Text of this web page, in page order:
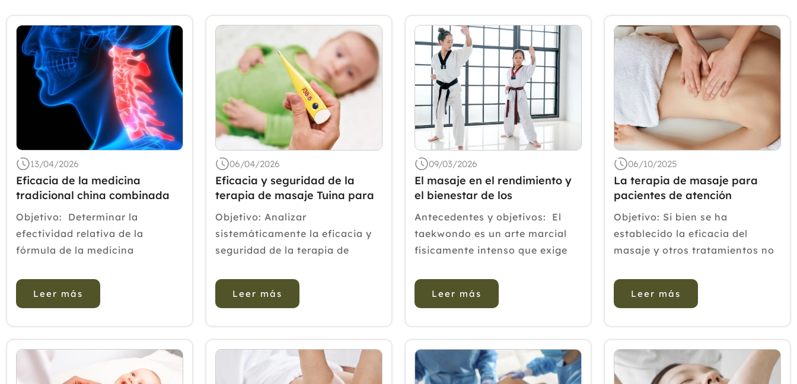
Junio
Mayo
Abril
Marzo
Febrero
Enero
2025
2024
2023
2022
2021
2020
2019
2016
2014
2013
13/04/2026
Eficacia de la medicina
tradicional china combinada
con la terapia de masaje en la
espondilosis cervical
Objetivo: Determinar la
efectividad relativa de la
fórmula de la medicina
combinada con la terapia de
masaje chino (Tui Na) para la
búsqueda exhaustiva en
múltiple...
Leer más
06/04/2026
Eficacia y seguridad de la
terapia de masaje Tuina para
la fiebre pediátrica
Objetivo: Analizar
sistemáticamente la eficacia y
seguridad de la terapia de
pediátrica. Métodos y
resultados: Se realizó una
Cochrane Central de Ensayos
Controlado...
Leer más
09/03/2026
El masaje en el rendimiento y
el bienestar de los
practicantes de taekwondo
Antecedentes y objetivos: El
taekwondo es un arte marcial
físicamente intenso que exige
mental, lo que a menudo genera
tensión física y psicológica. Si
recuperaci&...
Leer más
06/10/2025
La terapia de masaje para
pacientes de atención
primaria con dolor lumbar
crónico: resultados
Objetivo: Si bien se ha
establecido la eficacia del
masaje y otros tratamientos no
lumbar crónico, los interesados
han solicitado estudios
el "mundo real". ...
Leer más